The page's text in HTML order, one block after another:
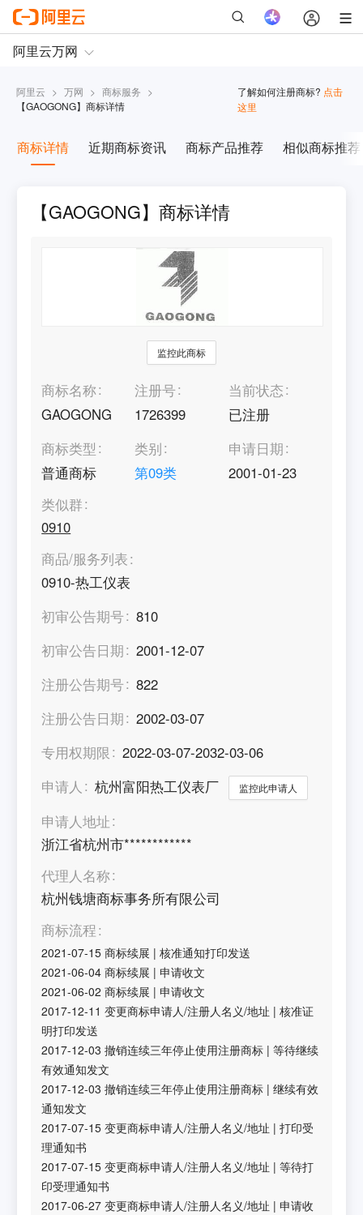
阿里云 > 万网 > 商标服务 >
【GAOGONG】商标详情
了解如何注册商标? 点击
这里
商标详情 近期商标资讯 商标产品推荐 相似商标推荐
【GAOGONG】商标详情
监控此商标
商标名称
GAOGONG
注册号
1726399
当前状态
已注册
商标类型
普通商标
类别
第09类
申请日期
2001-01-23
类似群
0910
商品/服务列表
0910-热工仪表
初审公告期号
810
初审公告日期
2001-12-07
注册公告期号
822
注册公告日期
2002-03-07
专用权期限
2022-03-07-2032-03-06
申请人
杭州富阳热工仪表厂 监控此申请人
申请人地址
浙江省杭州市************
代理人名称
杭州钱塘商标事务所有限公司
商标流程
2021-07-15 商标续展 |核准通知打印发送
2021-06-04 商标续展 |申请收文
2021-06-02 商标续展 |申请收文
2017-12-11 变更商标申请人/注册人名义/地址 |核准证
明打印发送
2017-12-03 撤销连续三年停止使用注册商标 |等待继续
有效通知发文
2017-12-03 撤销连续三年停止使用注册商标 |继续有效
通知发文
2017-07-15 变更商标申请人/注册人名义/地址 |打印受
理通知书
2017-07-15 变更商标申请人/注册人名义/地址 |等待打
印受理通知书
2017-06-27 变更商标申请人/注册人名义/地址 |申请收